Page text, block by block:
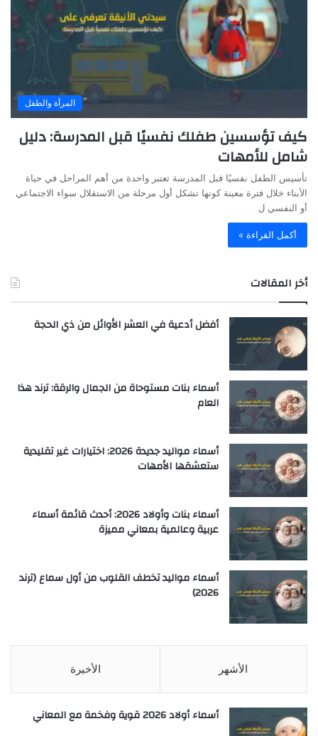
المرأة والطفل
كيف تؤسسين طفلك نفسيًا قبل المدرسة: دليل
شامل للأمهات
تأسيس الطفل نفسيًا قبل المدرسة تعتبر واحدة من أهم المراحل في حياة
الأبناء خلال فترة معينة كونها تشكل أول مرحلة من الاستقلال سواء الاجتماعي
أو النفسي ل
أكمل القراءة »
أخر المقالات
أفضل أدعية في العشر الأوائل من ذي الحجة
أسماء بنات مستوحاة من الجمال والرقة: ترند هذا
العام
أسماء مواليد جديدة 2026: اختيارات غير تقليدية
ستعشقها الأمهات
أسماء بنات وأولاد 2026: أحدث قائمة أسماء
عربية وعالمية بمعاني مميزة
أسماء مواليد تخطف القلوب من أول سماع (ترند
2026)
الأشهر الأخيرة
أسماء أولاد 2026 قوية وفخمة مع المعاني